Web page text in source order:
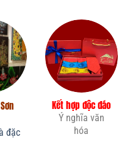
đặc
Kết hợp độc đáo
Ý nghĩa văn
hóa